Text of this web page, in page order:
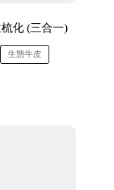
化 (三合一)
生態牛皮